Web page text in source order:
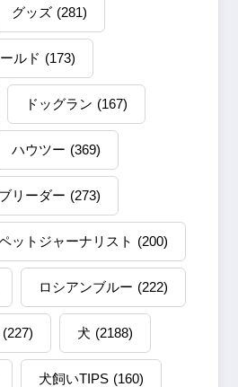
グッズ (281)
ルド (173)
ドッグラン (167)
ハウツー (369)
ブリーダー (273)
ットジャーナリスト (200)
ロシアンブルー (222)
(227) 犬 (2188)
犬飼いTIPS (160)